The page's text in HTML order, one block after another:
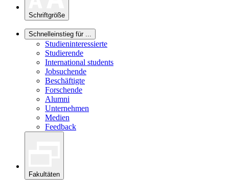
Schriftgröße
Schnelleinstieg für ...
Studieninteressierte
Studierende
International students
Jobsuchende
Beschäftigte
Forschende
Alumni
Unternehmen
Medien
Feedback
Fakultäten